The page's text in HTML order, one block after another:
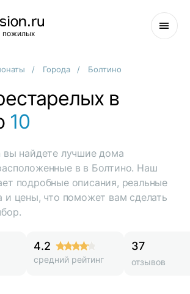
пожилых
Города Болтино
в
10
вы найдете лучшие дома
в в Болтино. Наш
подробные описания, реальные
и цены, что поможет вам сделать
4.2
средний рейтинг
37
отзывов